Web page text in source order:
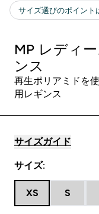
MP レディ
ンス
再生ポリアミドを
用レギンス
サイズガイド
サイズ:
XS S